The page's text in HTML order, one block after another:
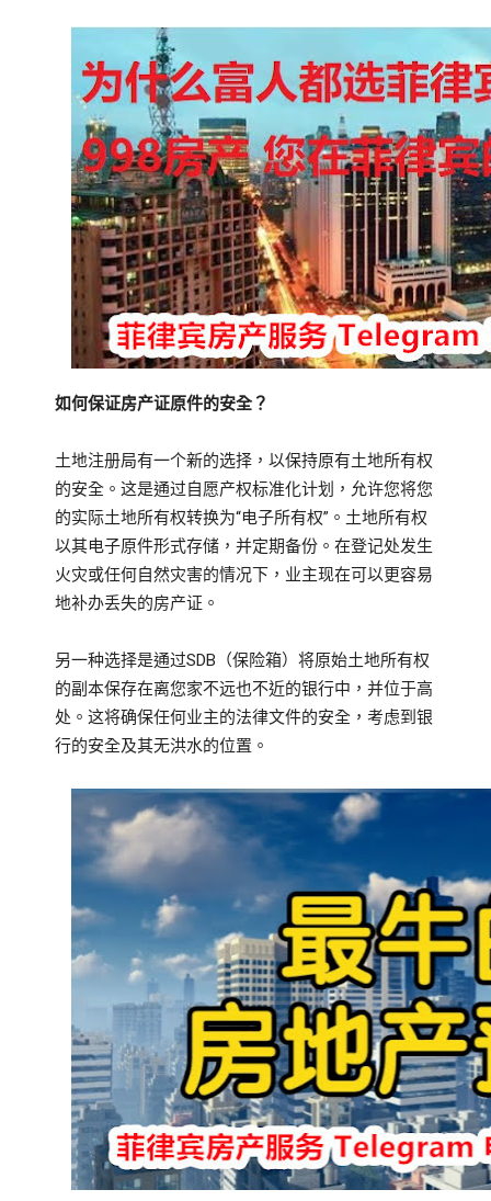
如何保证房产证原件的安全？
土地注册局有一个新的选择，以保持原有土地所有权
的安全。这是通过自愿产权标准化计划，允许您将您
的实际土地所有权转换为“电子所有权”。土地所有权
以其电子原件形式存储，并定期备份。在登记处发生
火灾或任何自然灾害的情况下，业主现在可以更容易
地补办丢失的房产证。
另一种选择是通过SDB（保险箱）将原始土地所有权
的副本保存在离您家不远也不近的银行中，并位于高
处。这将确保任何业主的法律文件的安全，考虑到银
行的安全及其无洪水的位置。